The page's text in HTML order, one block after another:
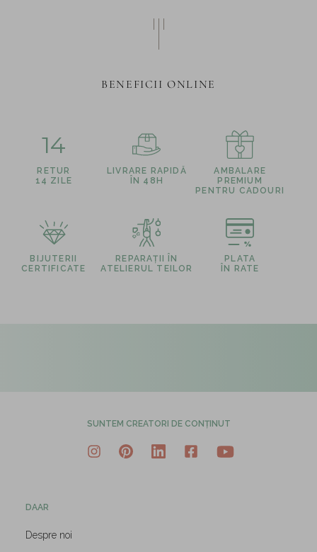
BENEFICII ONLINE
14
RETUR
14 ZILE
LIVRARE RAPIDĂ
ÎN 48H
AMBALARE
PREMIUM
PENTRU CADOURI
BIJUTERII
CERTIFICATE
REPARAȚII ÎN
ATELIERUL TEILOR
PLATA
ÎN RATE
SUNTEM CREATORI DE CONȚINUT
DAAR
Despre noi